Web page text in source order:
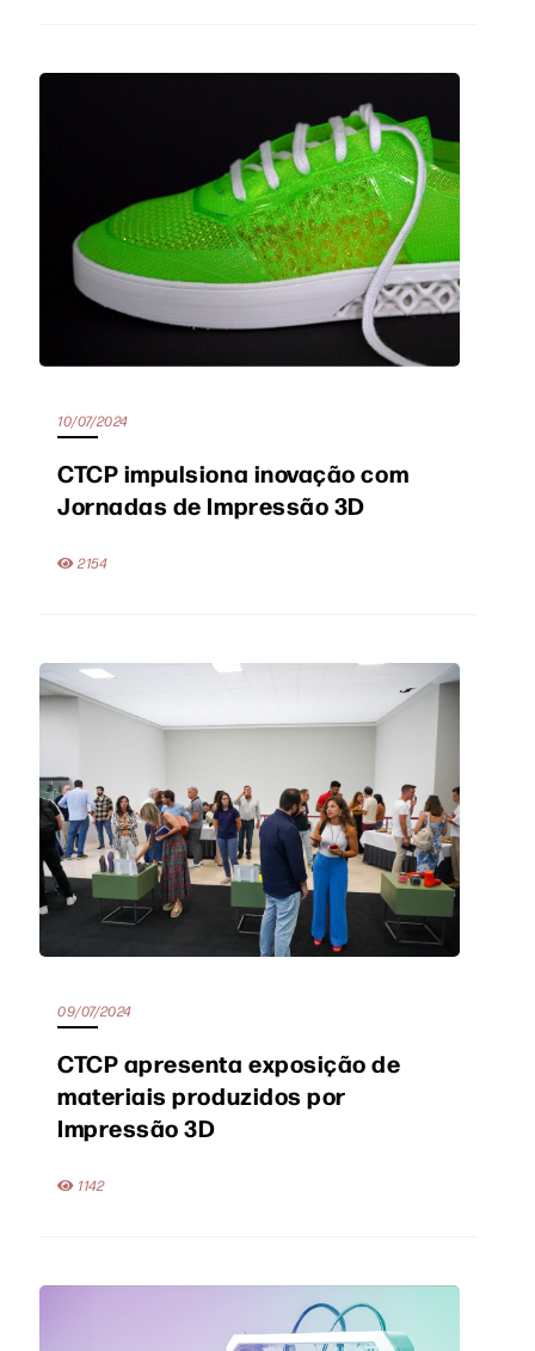
10/07/2024
CTCP impulsiona inovação com
Jornadas de Impressão 3D
2154
09/07/2024
CTCP apresenta exposição de
materiais produzidos por
Impressão 3D
1142